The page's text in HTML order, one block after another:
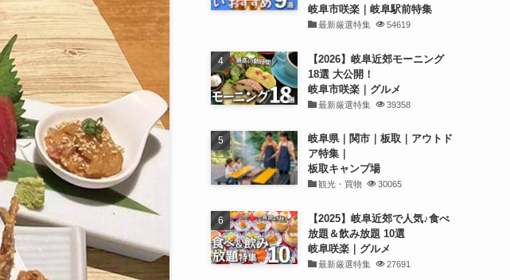
岐阜市咲楽｜岐阜駅前特集
最新厳選特集 54619
【2026】岐阜近郊モーニング
18選 大公開！
岐阜市咲楽｜グルメ
最新厳選特集 39358
岐阜県｜関市｜板取｜アウトド
ア特集｜
板取キャンプ場
観光・買物 30065
【2025】岐阜近郊で人気♪食べ
放題＆飲み放題 10選
岐阜咲楽｜グルメ
最新厳選特集 27691